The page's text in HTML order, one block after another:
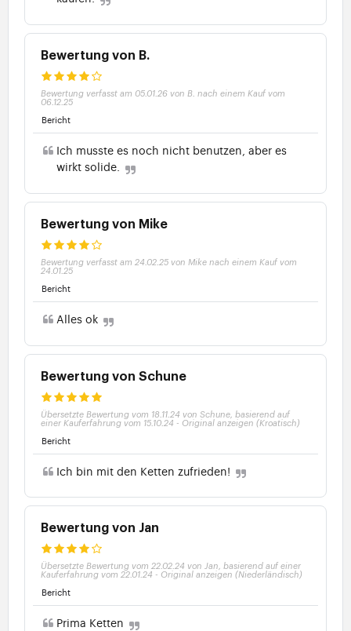
Bewertung von B.
Bewertung verfasst am 05.01.26 von B. nach einem Kauf vom
06.12.25
Bericht
Ich musste es noch nicht benutzen, aber es
wirkt solide.
Bewertung von Mike
Bewertung verfasst am 24.02.25 von Mike nach einem Kauf vom
24.01.25
Bericht
Alles ok
Bewertung von Schune
Übersetzte Bewertung vom 18.11.24 von Schune, basierend auf
einer Kauferfahrung vom 15.10.24 - Original anzeigen (Kroatisch)
Bericht
Ich bin mit den Ketten zufrieden!
Bewertung von Jan
Übersetzte Bewertung vom 22.02.24 von Jan, basierend auf einer
Kauferfahrung vom 22.01.24 - Original anzeigen (Niederländisch)
Bericht
Prima Ketten